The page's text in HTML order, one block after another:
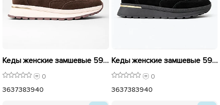
Кеды женские замшевые 596292 Коричневые
0
3637383940
Кеды женские замшевые 596291 Черные
0
3637383940